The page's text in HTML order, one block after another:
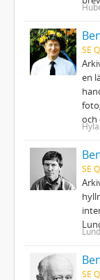
SE
en
och
SE
SE